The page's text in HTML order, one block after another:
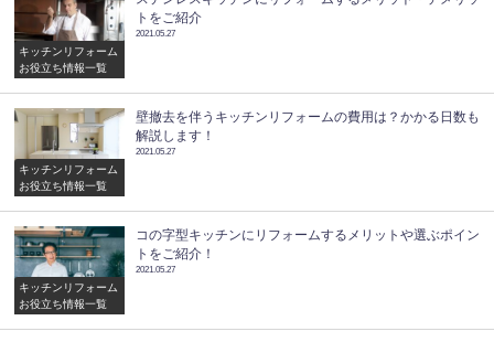
キッチンリフォーム
お役立ち情報一覧
トをご紹介
2021.05.27
キッチンリフォーム
お役立ち情報一覧
壁撤去を伴うキッチンリフォームの費用は？かかる日数も
解説します！
2021.05.27
キッチンリフォーム
お役立ち情報一覧
コの字型キッチンにリフォームするメリットや選ぶポイン
トをご紹介！
2021.05.27